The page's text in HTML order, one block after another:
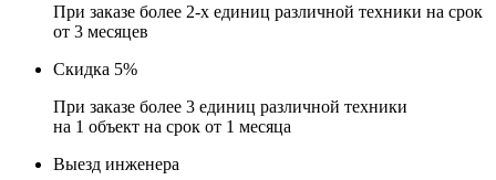
При заказе более 2-х единиц различной техники на срок
от 3 месяцев
Скидка 5%
При заказе более 3 единиц различной техники
на 1 объект на срок от 1 месяца
Выезд инженера